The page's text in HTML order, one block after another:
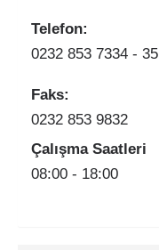
Telefon:
0232 853 7334 - 35
Faks:
0232 853 9832
Çalışma Saatleri
08:00 - 18:00